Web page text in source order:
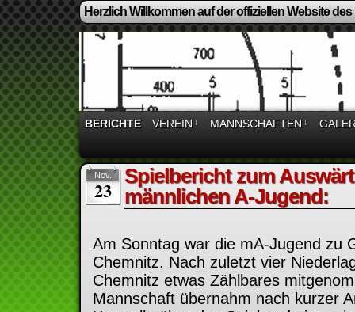
Herzlich Willkommen auf der offiziellen Website
BERICHTE VEREIN ↓ MANNSCHAFTEN ↓
Nov.
23
Spielbericht zum
männlichen A-Jugend:
Am Sonntag war die mA-Jugend zu
Chemnitz. Nach zuletzt vier
Chemnitz etwas Zählbares
Mannschaft übernahm nach kurzer